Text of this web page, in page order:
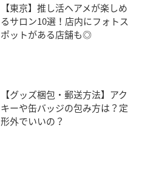
【東京】推し活ヘアメが楽しめ
るサロン10選！店内にフォトス
ポットがある店舗も◎
【グッズ梱包・郵送方法】アク
キーや缶バッジの包み方は？定
形外でいいの？